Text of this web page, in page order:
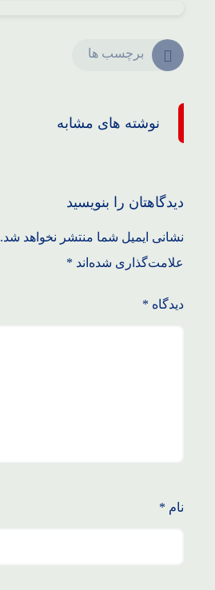
برچسب ها
نوشته های مشابه
دیدگاهتان را بنویسید
نشانی ایمیل شما منتشر نخواهد شد.
علامت‌گذاری شده‌اند *
دیدگاه *
نام *